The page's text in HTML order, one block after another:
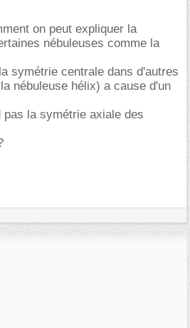
on peut expliquer la
nébuleuses comme la
symétrie centrale dans d'autres
nébuleuse hélix) a cause d'un
pas la symétrie axiale des